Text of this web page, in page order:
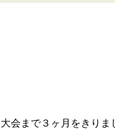
大会まで３ヶ月をきりま